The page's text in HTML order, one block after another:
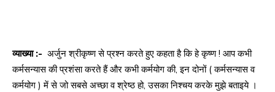
व्याख्या :- अर्जुन श्रीकृष्ण से प्रश्न करते हुए कहता है कि हे कृष्ण ! आप कभी
कर्मसन्यास की प्रशंसा करते हैं और कभी कर्मयोग की, इन दोनों ( कर्मसन्यास व
कर्मयोग ) में से जो सबसे अच्छा व श्रेष्ठ हो, उसका निश्चय करके मुझे बताइये ।